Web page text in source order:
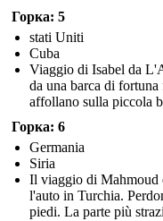
Горка: 5
stati Uniti
Cuba
Viaggio di Isabel da
da una barca di
affollano sulla piccola
Горка: 6
Germania
Siria
Il viaggio di Mahmoud
l'auto in Turchia.
piedi. La parte più